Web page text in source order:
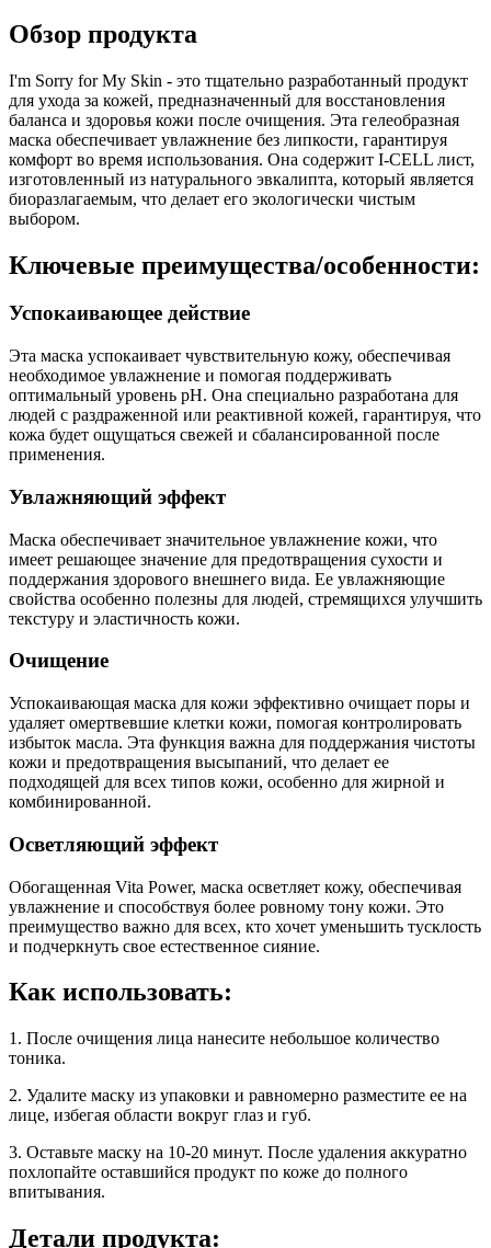
Обзор продукта
I'm Sorry for My Skin - это тщательно разработанный продукт
для ухода за кожей, предназначенный для восстановления
баланса и здоровья кожи после очищения. Эта гелеобразная
маска обеспечивает увлажнение без липкости, гарантируя
комфорт во время использования. Она содержит I-CELL лист,
изготовленный из натурального эвкалипта, который является
биоразлагаемым, что делает его экологически чистым
выбором.
Ключевые преимущества/особенности:
Успокаивающее действие
Эта маска успокаивает чувствительную кожу, обеспечивая
необходимое увлажнение и помогая поддерживать
оптимальный уровень pH. Она специально разработана для
людей с раздраженной или реактивной кожей, гарантируя, что
кожа будет ощущаться свежей и сбалансированной после
применения.
Увлажняющий эффект
Маска обеспечивает значительное увлажнение кожи, что
имеет решающее значение для предотвращения сухости и
поддержания здорового внешнего вида. Ее увлажняющие
свойства особенно полезны для людей, стремящихся улучшить
текстуру и эластичность кожи.
Очищение
Успокаивающая маска для кожи эффективно очищает поры и
удаляет омертвевшие клетки кожи, помогая контролировать
избыток масла. Эта функция важна для поддержания чистоты
кожи и предотвращения высыпаний, что делает ее
подходящей для всех типов кожи, особенно для жирной и
комбинированной.
Осветляющий эффект
Обогащенная Vita Power, маска осветляет кожу, обеспечивая
увлажнение и способствуя более ровному тону кожи. Это
преимущество важно для всех, кто хочет уменьшить тусклость
и подчеркнуть свое естественное сияние.
Как использовать:
1. После очищения лица нанесите небольшое количество
тоника.
2. Удалите маску из упаковки и равномерно разместите ее на
лице, избегая области вокруг глаз и губ.
3. Оставьте маску на 10-20 минут. После удаления аккуратно
похлопайте оставшийся продукт по коже до полного
впитывания.
Детали продукта: